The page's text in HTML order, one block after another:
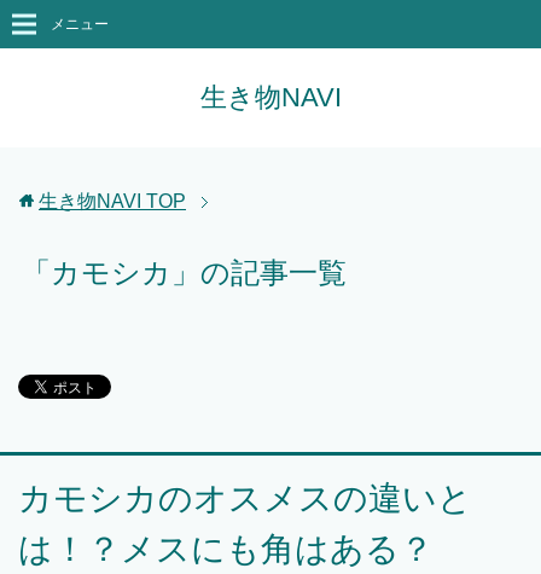
生き物NAVI
メニュー
生き物NAVI TOP
「カモシカ」の記事一覧
カモシカのオスメスの違いと
は！？メスにも角はある？